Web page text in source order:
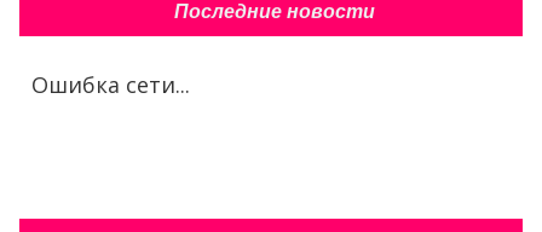
Последние новости
Ошибка сети...